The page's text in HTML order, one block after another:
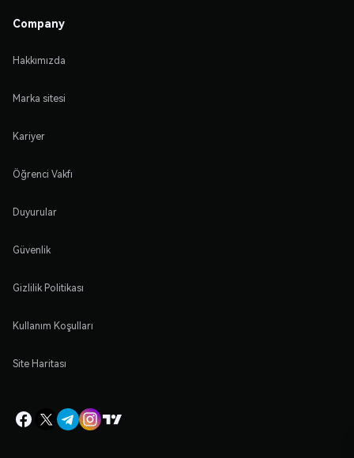
Company
Hakkımızda
Marka sitesi
Kariyer
Öğrenci Vakfı
Duyurular
Güvenlik
Gizlilik Politikası
Kullanım Koşulları
Site Haritası